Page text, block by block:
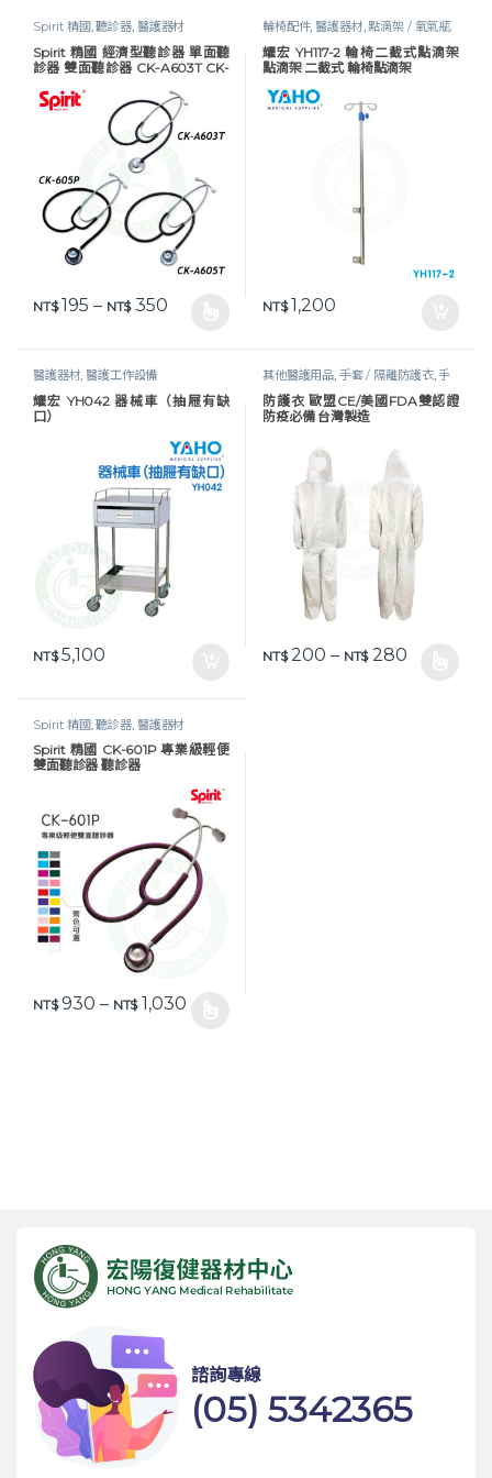
Spirit 精國,聽診器, 醫護器材
Spirit 精國 經濟型聽診器 單面聽
診器 雙面聽診器 CK-A603T CK-
NT$195 – NT$350價格範圍：NT$ 195 到 NT$ 350
輪椅配件,醫護器材,點滴架 / 氧氣瓶
架
耀宏 YH117-2 輪椅二截式點滴架
點滴架 二截式 輪椅點滴架
NT$1,200
醫護器材,醫護工作設備
耀宏 YH042 器械車（抽屜有缺
口）
NT$5,100
其他醫護用品, 手套 / 隔離防護衣,手
套及防護衣,照護耗材,生活保健,醫護
器材,防疫物資,防護衣 / 面罩
防護衣 歐盟CE/美國FDA雙認證
防疫必備 台灣製造
NT$200 – NT$280價格範圍
Spirit 精國,聽診器, 醫護器材
Spirit 精國 CK-601P 專業級輕便
雙面聽診器 聽診器
NT$930 – NT$1,030價格範圍：NT$ 930 到 NT$ 1,030
諮詢專線
(05) 5342365